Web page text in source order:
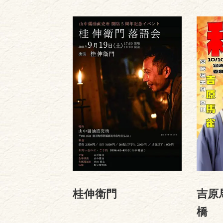
桂伸衛門
吉原
橋